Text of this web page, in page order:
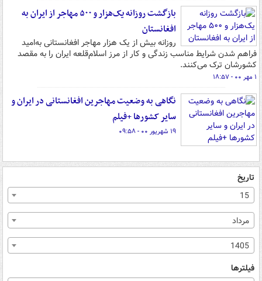
بازگشت روزانه یک‌هزار و ۵۰۰ مهاجر از ایران به
افغانستان
روزانه بیش از یک هزار مهاجر افغانستانی به‌امید
فراهم شدن شرایط مناسب زندگی و کار از مرز اسلام‌قلعه ایران را به مقصد
کشورشان ترک می‌کنند.
۱ مهر ۰۰ - ۱۸:۵۷
نگاهی به وضعیت مهاجرین افغانستانی در ایران و
سایر کشورها +فیلم
۱۹ شهریور ۰۰ - ۰۹:۵۸
تاریخ
15
مرداد
1405
فیلترها